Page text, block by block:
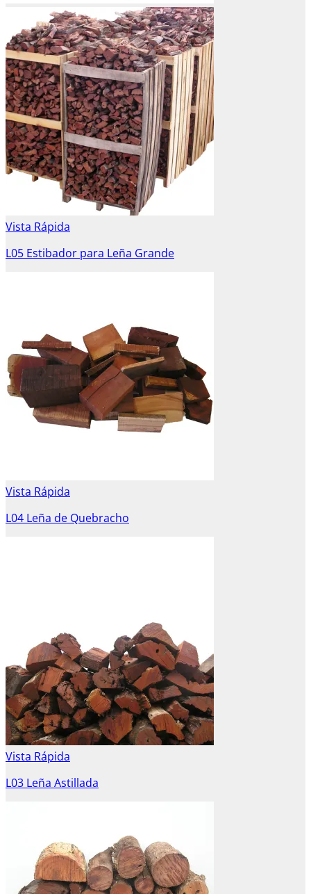
Vista Rápida
L05 Estibador para Leña Grande
Vista Rápida
L04 Leña de Quebracho
Vista Rápida
L03 Leña Astillada